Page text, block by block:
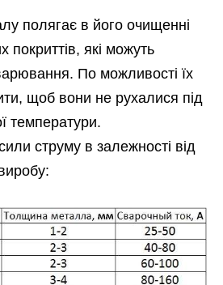
полягає в його очищенні
покриттів, які можуть
По можливості їх
щоб вони не рухалися під
температури.
струму в залежності від